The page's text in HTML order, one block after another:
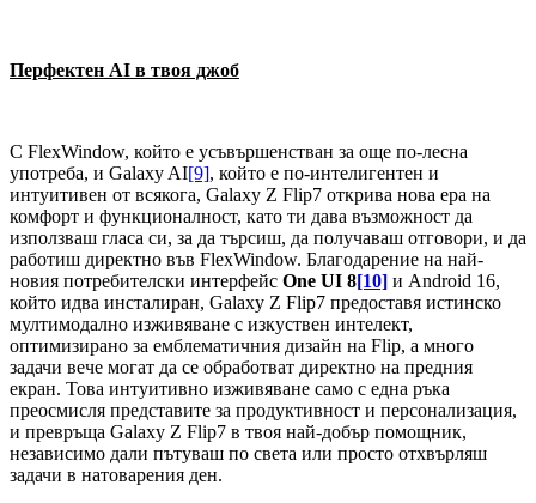
Перфектен AI в твоя джоб
С FlexWindow, който е усъвършенстван за още по-лесна
употреба, и Galaxy AI[9], който е по-интелигентен и
интуитивен от всякога, Galaxy Z Flip7 открива нова ера на
комфорт и функционалност, като ти дава възможност да
използваш гласа си, за да търсиш, да получаваш отговори, и да
работиш директно във FlexWindow. Благодарение на най-
новия потребителски интерфейс One UI 8[10] и Android 16,
който идва инсталиран, Galaxy Z Flip7 предоставя истинско
мултимодално изживяване с изкуствен интелект,
оптимизирано за емблематичния дизайн на Flip, а много
задачи вече могат да се обработват директно на предния
екран. Това интуитивно изживяване само с една ръка
преосмисля представите за продуктивност и персонализация,
и превръща Galaxy Z Flip7 в твоя най-добър помощник,
независимо дали пътуваш по света или просто отхвърляш
задачи в натоварения ден.